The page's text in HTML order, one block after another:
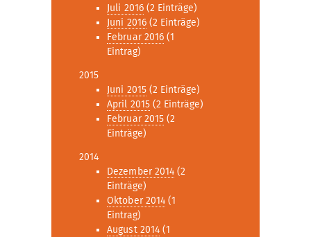
Juli 2016(2 Einträge)
Juni 2016(2 Einträge)
Februar 2016 (1
Eintrag)
2015
Juni 2015(2 Einträge)
April 2015 (2 Einträge)
Februar 2015 (2
Einträge)
2014
Dezember 2014 (2
Einträge)
Oktober 2014 (1
Eintrag)
August 2014 (1